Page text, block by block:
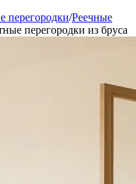
перегородки/Реечные
перегородки из бруса